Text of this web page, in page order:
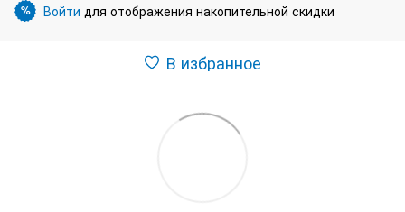
% Войти для отображения накопительной скидки
В избранное